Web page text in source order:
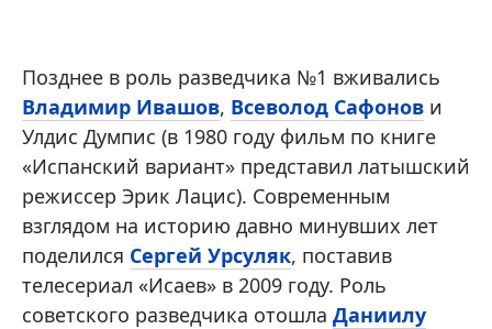
Позднее в роль разведчика №1 вживались
Владимир Ивашов, Всеволод Сафонов и
Улдис Думпис (в 1980 году фильм по книге
«Испанский вариант» представил латышский
режиссер Эрик Лацис). Современным
взглядом на историю давно минувших лет
поделился Сергей Урсуляк, поставив
телесериал «Исаев» в 2009 году. Роль
советского разведчика отошла Даниилу